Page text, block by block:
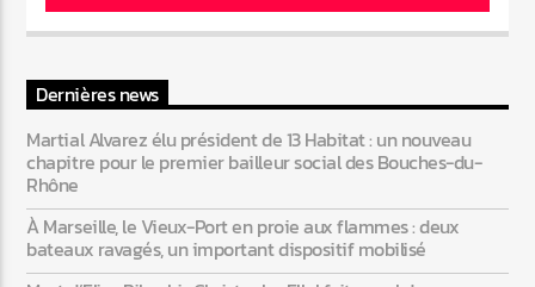
Dernières news
Martial Alvarez élu président de 13 Habitat : un nouveau
chapitre pour le premier bailleur social des Bouches-du-
Rhône
À Marseille, le Vieux-Port en proie aux flammes : deux
bateaux ravagés, un important dispositif mobilisé